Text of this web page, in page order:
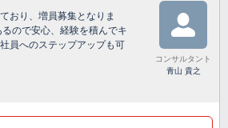
おり、増員募集となりま
ので安心、経験を積んでキ
員へのステップアップも可
コンサルタント
青山 貴之